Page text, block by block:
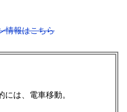
情報はこちら
は、電車移動。